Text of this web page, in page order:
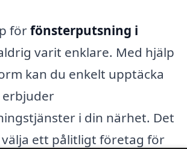
förfönsterputsning i
varit enklare. Med hjälp
kan du enkelt upptäcka
i din närhet. Det
ett pålitligt företag för